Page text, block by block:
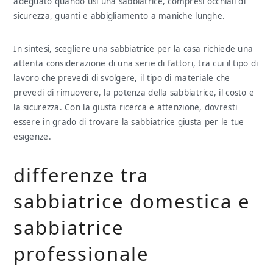
sicurezza, guanti e abbigliamento a maniche lunghe.
In sintesi, scegliere una sabbiatrice per la casa richiede una
attenta considerazione di una serie di fattori, tra cui il tipo di
lavoro che prevedi di svolgere, il tipo di materiale che
prevedi di rimuovere, la potenza della sabbiatrice, il costo e
la sicurezza. Con la giusta ricerca e attenzione, dovresti
essere in grado di trovare la sabbiatrice giusta per le tue
esigenze.
differenze tra
sabbiatrice domestica e
sabbiatrice
professionale